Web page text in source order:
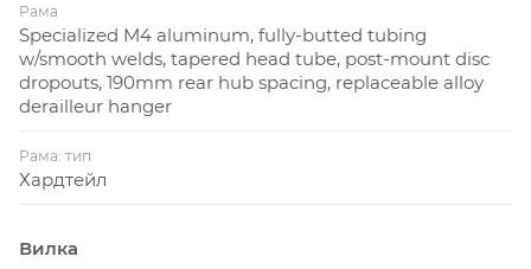
для снега; идеальное сочетание
производительности и прочности.
Покрышки 26x.4.6" Ground Control помогают
поглощать удары и обеспечивают отличную тягу,
местности
звездой предотвращает слетание цепи, в то же
Рама
Specialized M4 aluminum, fully-butted tubing
w/smooth welds, tapered head tube, post-mount disc
dropouts, 190mm rear hub spacing, replaceable alloy
derailleur hanger
Рама: тип
Хардтейл
Вилка